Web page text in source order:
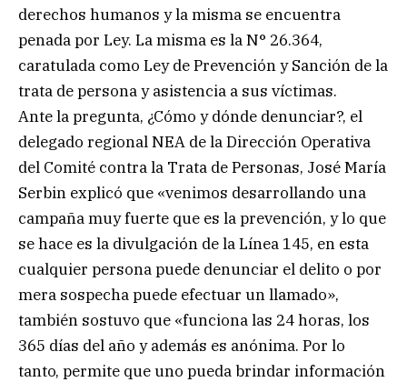
derechos humanos y la misma se encuentra
penada por Ley. La misma es la N° 26.364,
caratulada como Ley de Prevención y Sanción de la
trata de persona y asistencia a sus víctimas.
Ante la pregunta, ¿Cómo y dónde denunciar?, el
delegado regional NEA de la Dirección Operativa
del Comité contra la Trata de Personas, José María
Serbin explicó que «venimos desarrollando una
campaña muy fuerte que es la prevención, y lo que
se hace es la divulgación de la Línea 145, en esta
cualquier persona puede denunciar el delito o por
mera sospecha puede efectuar un llamado»,
también sostuvo que «funciona las 24 horas, los
365 días del año y además es anónima. Por lo
tanto, permite que uno pueda brindar información